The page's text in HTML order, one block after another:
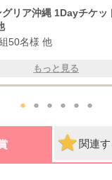
グリア沖縄 1Dayチケッ
50名様 他
もっと見る
● ● ● ● ● ●
関連